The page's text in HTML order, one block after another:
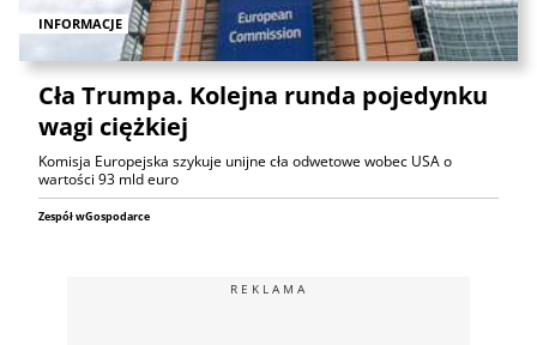
INFORMACJE
Cła Trumpa. Kolejna runda pojedynku
wagi ciężkiej
Komisja Europejska szykuje unijne cła odwetowe wobec USA o
wartości 93 mld euro
Zespół wGospodarce
REKLAMA